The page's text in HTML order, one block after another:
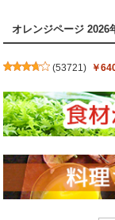
オレンジページ 2026
(53721 ) ￥